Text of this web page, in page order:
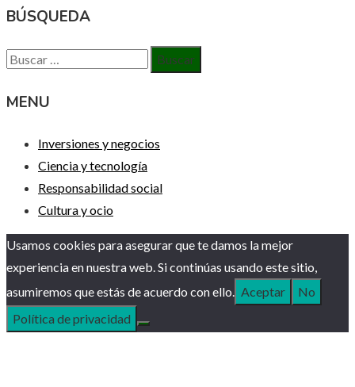
BÚSQUEDA
Buscar:
MENU
Inversiones y negocios
Ciencia y tecnología
Responsabilidad social
Cultura y ocio
Usamos cookies para asegurar que te damos la mejor
experiencia en nuestra web. Si continúas usando este sitio,
asumiremos que estás de acuerdo con ello.
Aceptar
No
Política de privacidad